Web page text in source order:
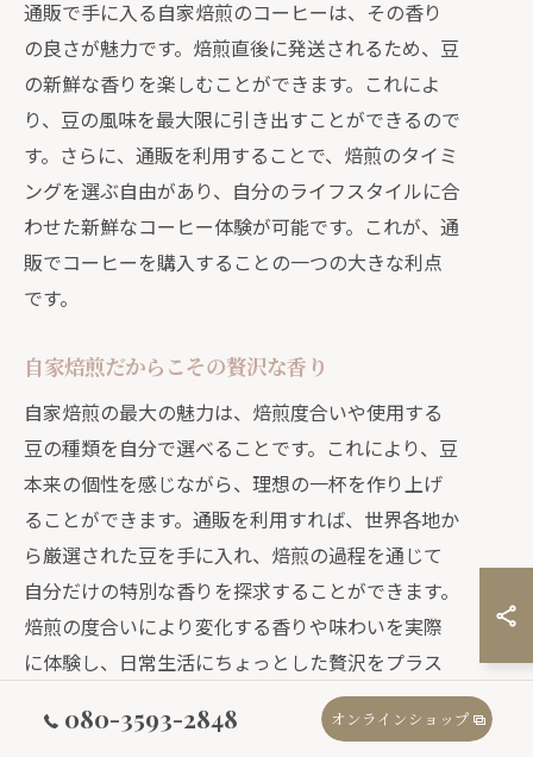
通販で手に入る自家焙煎のコーヒーは、その香り
の良さが魅力です。焙煎直後に発送されるため、豆
の新鮮な香りを楽しむことができます。これによ
り、豆の風味を最大限に引き出すことができるので
す。さらに、通販を利用することで、焙煎のタイミ
ングを選ぶ自由があり、自分のライフスタイルに合
わせた新鮮なコーヒー体験が可能です。これが、通
販でコーヒーを購入することの一つの大きな利点
です。
自家焙煎だからこその贅沢な香り
自家焙煎の最大の魅力は、焙煎度合いや使用する
豆の種類を自分で選べることです。これにより、豆
本来の個性を感じながら、理想の一杯を作り上げ
ることができます。通販を利用すれば、世界各地か
ら厳選された豆を手に入れ、焙煎の過程を通じて
自分だけの特別な香りを探求することができます。
焙煎の度合いにより変化する香りや味わいを実際
に体験し、日常生活にちょっとした贅沢をプラス
080-3593-2848 オンラインショップ